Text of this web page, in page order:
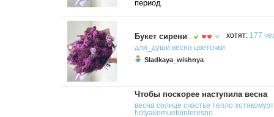
период
Букет сирени хотят: 177
для_души весна цветочки
Sladkaya_wishnya
Чтобы поскорее наступила весна
весна солнце счастье тепло
hotyakomuetointeresno